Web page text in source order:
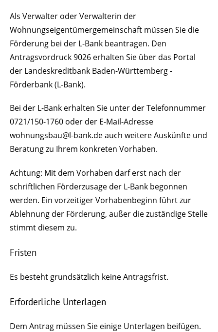
Als Verwalter oder Verwalterin der
Wohnungseigentümergemeinschaft müssen Sie die
Förderung bei der L-Bank beantragen. Den
Antragsvordruck 9026 erhalten Sie über das Portal
der Landeskreditbank Baden-Württemberg -
Förderbank (L-Bank).
Bei der L-Bank erhalten Sie unter der Telefonnummer
0721/150-1760 oder der E-Mail-Adresse
wohnungsbau@l-bank.de auch weitere Auskünfte und
Beratung zu Ihrem konkreten Vorhaben.
Achtung: Mit dem Vorhaben darf erst nach der
schriftlichen Förderzusage der L-Bank begonnen
werden. Ein vorzeitiger Vorhabenbeginn führt zur
Ablehnung der Förderung, außer die zuständige Stelle
stimmt diesem zu.
Fristen
Es besteht grundsätzlich keine Antragsfrist.
Erforderliche Unterlagen
Dem Antrag müssen Sie einige Unterlagen beifügen.